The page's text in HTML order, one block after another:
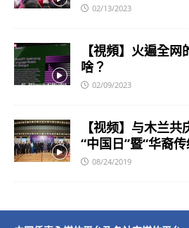
02/13/2023
【視頻】火遍全
啥？
02/09/2023
【视频】与木兰
“中国日”暨“华裔
08/24/2019